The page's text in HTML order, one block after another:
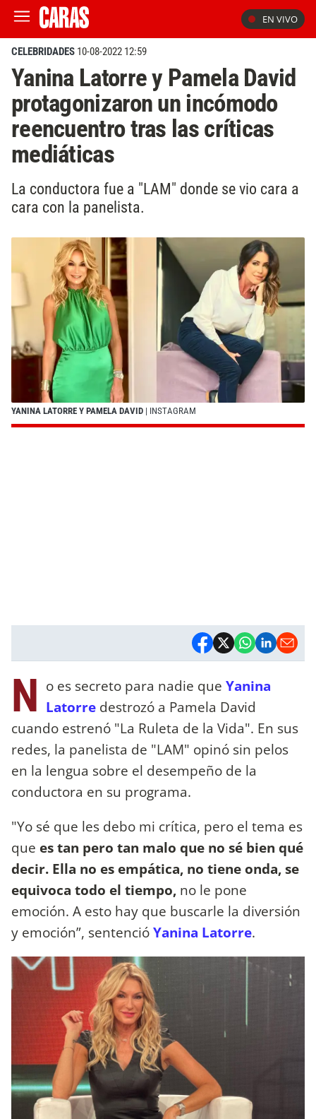
EN VIVO
CELEBRIDADES 10-08-2022 12:59
Yanina Latorre y Pamela David
protagonizaron un incómodo
reencuentro tras las críticas
mediáticas
La conductora fue a "LAM" donde se vio cara a
cara con la panelista.
YANINA LATORRE Y PAMELA DAVID | INSTAGRAM
N o es secreto para nadie que Yanina
Latorre destrozó a Pamela David
cuando estrenó "La Ruleta de la Vida". En sus
redes, la panelista de "LAM" opinó sin pelos
en la lengua sobre el desempeño de la
conductora en su programa.
"Yo sé que les debo mi crítica, pero el tema es
que es tan pero tan malo que no sé bien qué
decir. Ella no es empática, no tiene onda, se
equivoca todo el tiempo, no le pone
emoción. A esto hay que buscarle la diversión
y emoción”, sentencióYanina Latorre.